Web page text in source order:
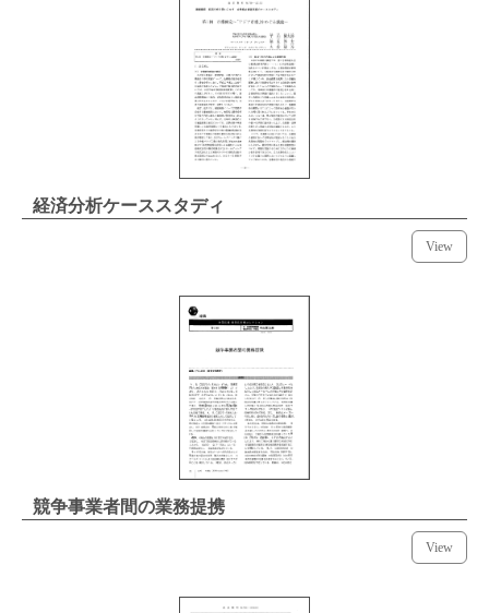
経済分析ケーススタディ
View
競争事業者間の業務提携
View